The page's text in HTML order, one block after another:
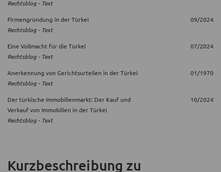
Rechtsblog - Text
Firmengründung in der Türkei
Rechtsblog - Text
09/2024
Eine Vollmacht für die Türkei
Rechtsblog - Text
07/2024
Anerkennung von Gerichtsurteilen in der Türkei
Rechtsblog - Text
01/1970
Der türkische Immobilienmarkt: Der Kauf und
Verkauf von Immobilien in der Türkei
Rechtsblog - Text
10/2024
Kurzbeschreibung zu